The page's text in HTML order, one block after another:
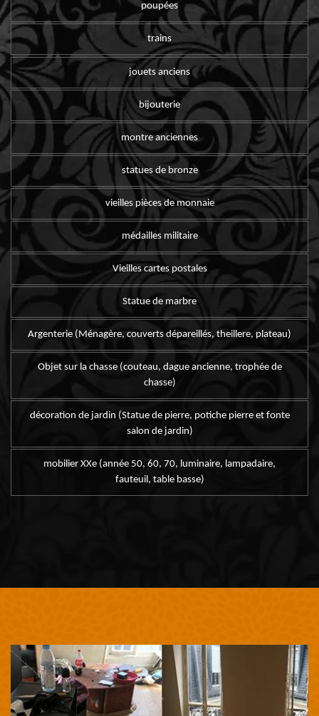
poupées
trains
jouets anciens
bijouterie
montre anciennes
statues de bronze
vieilles pièces de monnaie
médailles militaire
Vieilles cartes postales
Statue de marbre
Argenterie (Ménagère, couverts dépareillés, theillere, plateau)
Objet sur la chasse (couteau, dague ancienne, trophée de
chasse)
décoration de jardin (Statue de pierre, potiche pierre et fonte
salon de jardin)
mobilier XXe (année 50, 60, 70, luminaire, lampadaire,
fauteuil, table basse)